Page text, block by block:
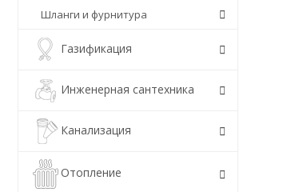
Шланги и фурнитура
Газификация
Инженерная сантехника
Канализация
Отопление